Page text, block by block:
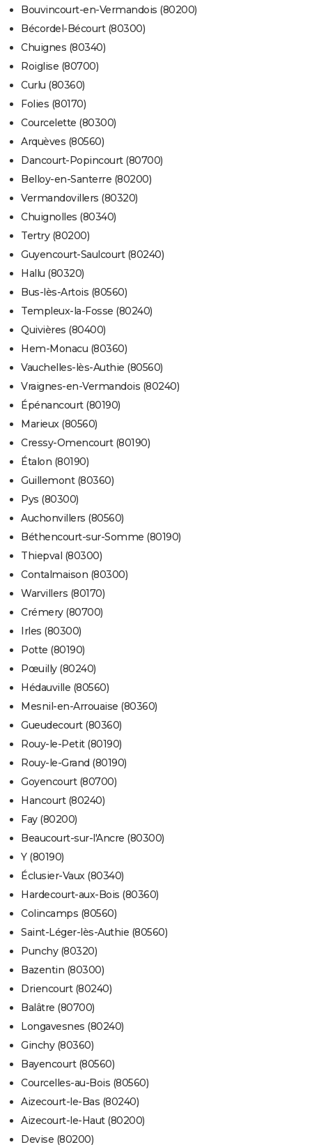
Bouvincourt-en-Vermandois (80200)
Bécordel-Bécourt (80300)
Chuignes (80340)
Roiglise (80700)
Curlu (80360)
Folies (80170)
Courcelette (80300)
Arquèves (80560)
Dancourt-Popincourt (80700)
Belloy-en-Santerre (80200)
Vermandovillers (80320)
Chuignolles (80340)
Tertry (80200)
Guyencourt-Saulcourt (80240)
Hallu (80320)
Bus-lès-Artois (80560)
Templeux-la-Fosse (80240)
Quivières (80400)
Hem-Monacu (80360)
Vauchelles-lès-Authie (80560)
Vraignes-en-Vermandois (80240)
Épénancourt (80190)
Marieux (80560)
Cressy-Omencourt (80190)
Étalon (80190)
Guillemont (80360)
Pys (80300)
Auchonvillers (80560)
Béthencourt-sur-Somme (80190)
Thiepval (80300)
Contalmaison (80300)
Warvillers (80170)
Crémery (80700)
Irles (80300)
Potte (80190)
Pœuilly (80240)
Hédauville (80560)
Mesnil-en-Arrouaise (80360)
Gueudecourt (80360)
Rouy-le-Petit (80190)
Rouy-le-Grand (80190)
Goyencourt (80700)
Hancourt (80240)
Fay (80200)
Beaucourt-sur-l'Ancre (80300)
Y (80190)
Éclusier-Vaux (80340)
Hardecourt-aux-Bois (80360)
Colincamps (80560)
Saint-Léger-lès-Authie (80560)
Punchy (80320)
Bazentin (80300)
Driencourt (80240)
Balâtre (80700)
Longavesnes (80240)
Ginchy (80360)
Bayencourt (80560)
Courcelles-au-Bois (80560)
Aizecourt-le-Bas (80240)
Aizecourt-le-Haut (80200)
Devise (80200)